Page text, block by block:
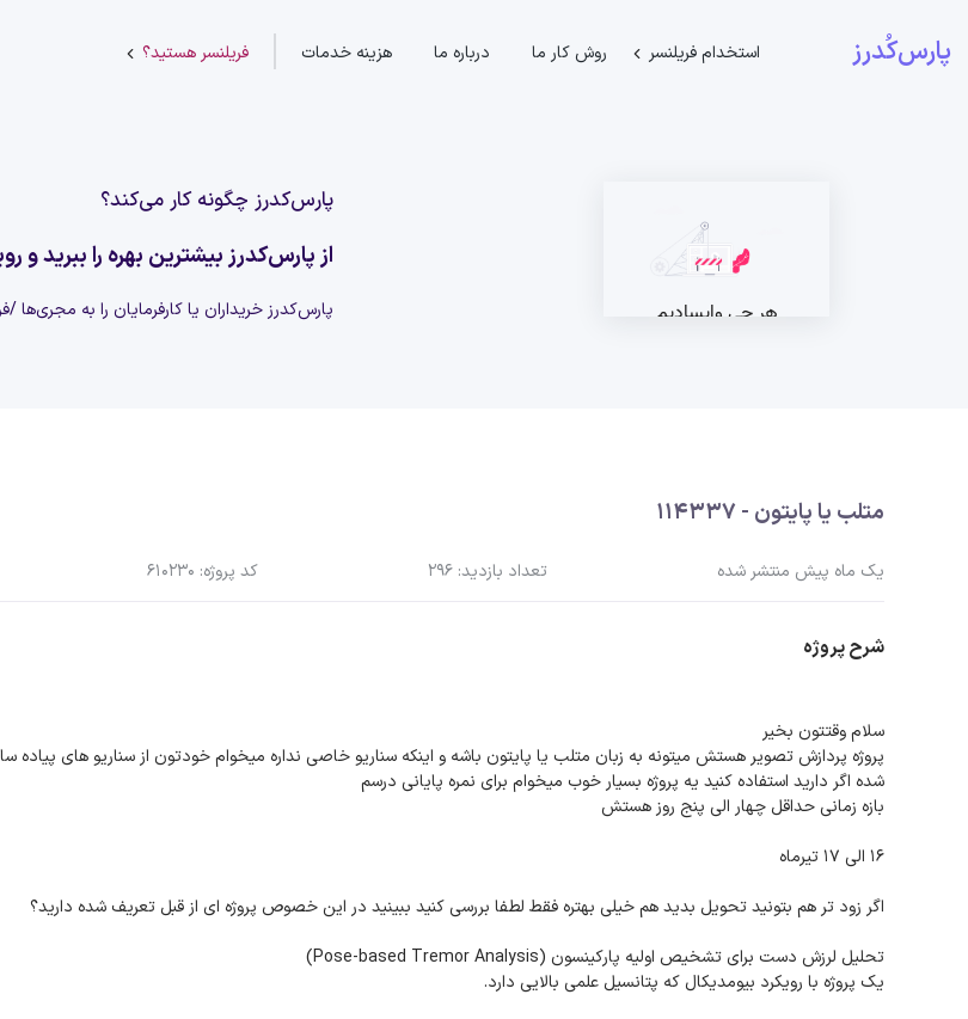
پارس‌کُدرز استخدام فریلنسر روش کار ما درباره ما هزینه خدمات فریلنسر هستید؟
پارس‌کدرز چگونه کار می‌کند؟
از پارس‌کدرز بیشترین بهره را ببرید و
پارس‌کدرز خریداران یا کارفرمایان را به
متلب یا پایتون - 114337
یک ماه پیش منتشر شده تعداد بازدید: 296 کد پروژه: 610230
شرح پروژه
سلام وقتتون بخیر
پروژه پردازش تصویر هستش میتونه به زبان متلب یا پایتون باشه و اینکه سناریو خاصی نداره میخوام خودتون از سناریو های پیاده
شده اگر دارید استفاده کنید یه پروژه بسیار خوب میخوام برای نمره پایانی درسم
بازه زمانی حداقل چهار الی پنج روز هستش
16 الی 17 تیرماه
اگر زود تر هم بتونید تحویل بدید هم خیلی بهتره فقط لطفا بررسی کنید ببینید در این خصوص پروژه ای از قبل تعریف شده دارید؟
تحلیل لرزش دست برای تشخیص اولیه پارکینسون (Pose-based Tremor Analysis)
یک پروژه با رویکرد بیومدیکال که پتانسیل علمی بالایی دارد.